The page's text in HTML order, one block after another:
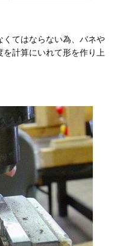
くてはならない為、バネや
計算にいれて形を作り上